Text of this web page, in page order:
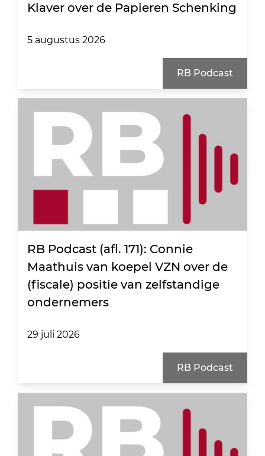
Klaver over de Papieren Schenking
5 augustus 2026
RB Podcast
RB Podcast (afl. 171): Connie
Maathuis van koepel VZN over de
(fiscale) positie van zelfstandige
ondernemers
29 juli 2026
RB Podcast